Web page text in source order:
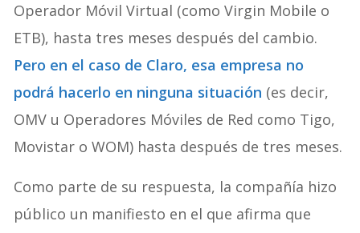
Operador Móvil Virtual (como Virgin Mobile o
ETB), hasta tres meses después del cambio.
Pero en el caso de Claro, esa empresa no
podrá hacerlo en ninguna situación (es decir,
OMV u Operadores Móviles de Red como Tigo,
Movistar o WOM) hasta después de tres meses.
Como parte de su respuesta, la compañía hizo
público un manifiesto en el que afirma que